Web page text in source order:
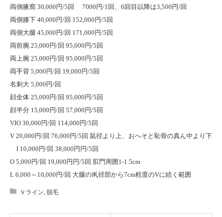
両側腋窩 30,000円/5回 7000円/1回、6回目以降は3,500円/回
両側膝下 40,000円/回 152,000円/5回
両側大腿 45,000円/回 171,000円/5回
両前腕 25,000円/回 95,000円/5回
両上腕 25,000円/回 95,000円/5回
両手背 5,000円/回 19,000円/5回
名刺大 5,000円/回
顔全体 25,000円/回 95,000円/5回
顔半分 15,000円/回 57,000円/5回
VIO 30,000円/回 114,000円/5回
V 20,000円/回 76,000円/5回 鼠径より上、おへそと恥骨の真ん中より下
I 10,000円/回 38,000円円/5回
O 5,000円/回 19,000円円/5回 肛門周囲1-1.5cm
L 6,000～10,000円/回 大腿の鼡径部から7cm程度のVに続く範囲
Ｖライン, 脱毛